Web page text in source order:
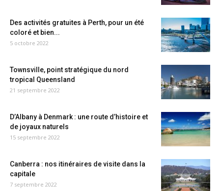
Des activités gratuites à Perth, pour un été
coloré et bien...
5 octobre 2022
Townsville, point stratégique du nord
tropical Queensland
21 septembre 2022
D’Albany à Denmark : une route d’histoire et
de joyaux naturels
15 septembre 2022
Canberra : nos itinéraires de visite dans la
capitale
7 septembre 2022